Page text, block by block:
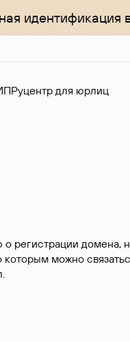
идентификация
Руцентр для юрлиц
регистрации домена,
которым можно